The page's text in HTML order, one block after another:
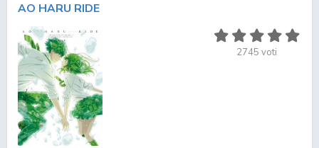
AO HARU RIDE
2745 voti